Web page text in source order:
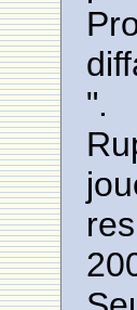
".